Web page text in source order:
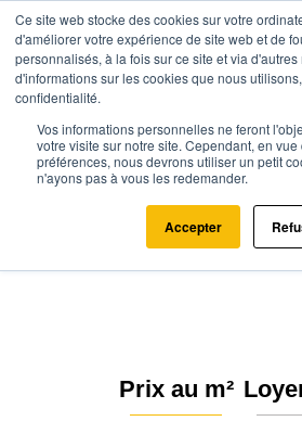
Ce site web stocke des cookies sur votre
d'améliorer votre expérience de site web et de
personnalisés, à la fois sur ce site et via
d'informations sur les cookies que nous
confidentialité.
Vos informations personnelles ne feront
votre visite sur notre site. Cependant, en
préférences, nous devrons utiliser un petit
n'ayons pas à vous les redemander.
Accepter
Agence.immo Prix immobilier
Domjean (50420)
Estimation
: Prix m²
Prix au m²